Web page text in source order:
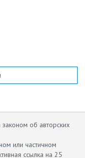
об авторских
или частичном
ссылка на 25